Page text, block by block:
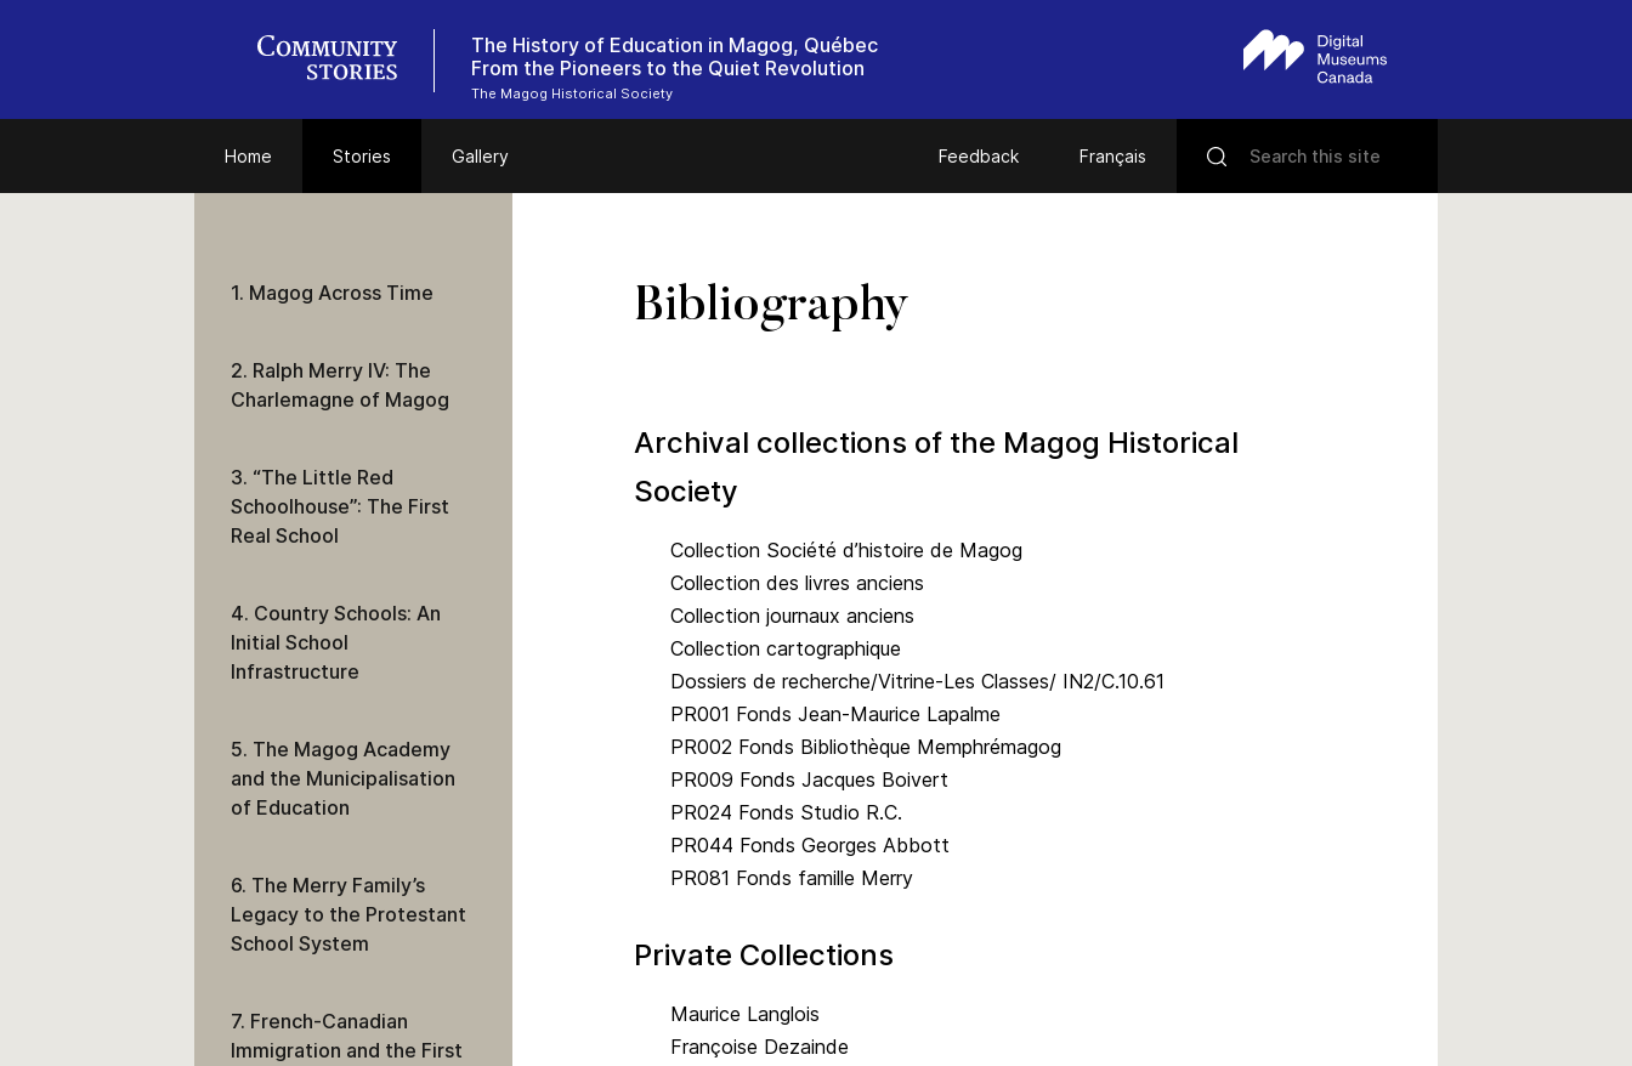
The History of Education in Magog, Québec
From the Pioneers to the Quiet Revolution
The Magog Historical Society
Home Stories Gallery Feedback Français
Bibliography
Archival collections of the Magog Historical
Society
Collection Société d’histoire de Magog
Collection des livres anciens
Collection journaux anciens
Collection cartographique
Dossiers de recherche/Vitrine-Les Classes/ IN2/C.10.61
PR001 Fonds Jean-Maurice Lapalme
PR002 Fonds Bibliothèque Memphrémagog
PR009 Fonds Jacques Boivert
PR024 Fonds Studio R.C.
PR044 Fonds Georges Abbott
PR081 Fonds famille Merry
Private Collections
Maurice Langlois
Françoise Dezainde
1. Magog Across Time
2. Ralph Merry IV: The
Charlemagne of Magog
3. “The Little Red
Schoolhouse”: The First
Real School
4. Country Schools: An
Initial School
Infrastructure
5. The Magog Academy
and the Municipalisation
of Education
6. The Merry Family’s
Legacy to the Protestant
School System
7. French-Canadian
Immigration and the First